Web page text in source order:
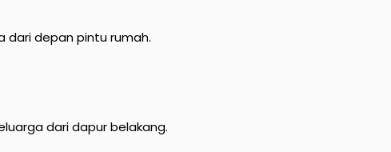
dari depan pintu rumah.
dari dapur belakang.